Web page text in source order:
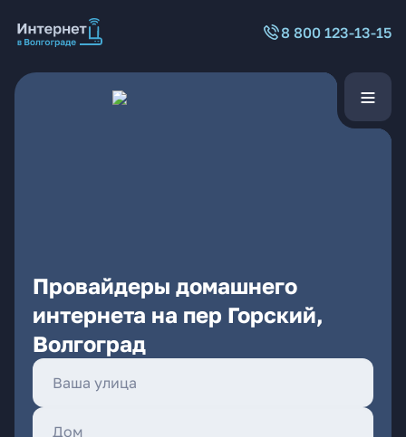
8 800 123-13-15
Провайдеры домашнего
интернета на пер Горский,
Волгоград